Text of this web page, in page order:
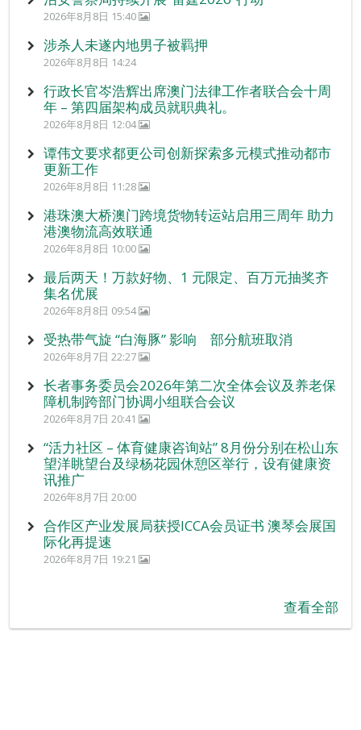
2026年8月8日 15:40
涉杀人未遂内地男子被羁押
2026年8月8日 14:24
行政长官岑浩辉出席澳门法律工作者联合会十周
年 – 第四届架构成员就职典礼。
2026年8月8日 12:04
谭伟文要求都更公司创新探索多元模式推动都市
更新工作
2026年8月8日 11:28
港珠澳大桥澳门跨境货物转运站启用三周年 助力
港澳物流高效联通
2026年8月8日 10:00
最后两天！万款好物、1 元限定、百万元抽奖齐
集名优展
2026年8月8日 09:54
受热带气旋 “白海豚” 影响 部分航班取消
2026年8月7日 22:27
长者事务委员会2026年第二次全体会议及养老保
障机制跨部门协调小组联合会议
2026年8月7日 20:41
“活力社区 – 体育健康咨询站” 8月份分别在松山东
望洋眺望台及绿杨花园休憩区举行，设有健康资
讯推广
2026年8月7日 20:00
合作区产业发展局获授ICCA会员证书 澳琴会展国
际化再提速
2026年8月7日 19:21
查看全部